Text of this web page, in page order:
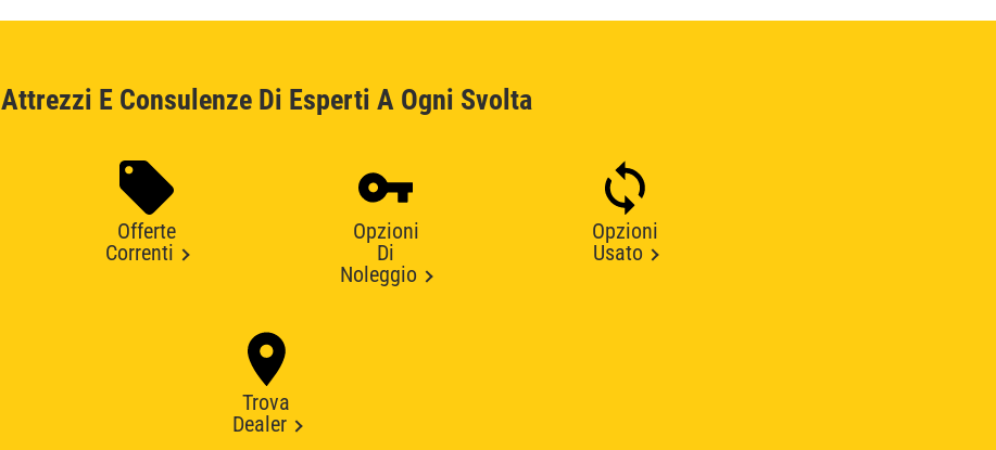
Attrezzi E Consulenze Di Esperti A Ogni Svolta
Offerte
Correnti
Opzioni
Di
Noleggio
Opzioni
Usato
Trova
Dealer